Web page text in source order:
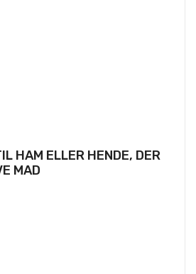
HAM ELLER HENDE, DER
MAD